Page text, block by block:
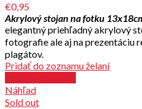
€0,95
Akrylový stojan na fotku
elegantný priehľadný akrylový
fotografie ale aj na prezentáciu
plagátov.
Pridať do zoznamu želaní
Náhľad
Sold out